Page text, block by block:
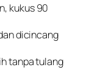
kukus 90
dicincang
tanpa tulang